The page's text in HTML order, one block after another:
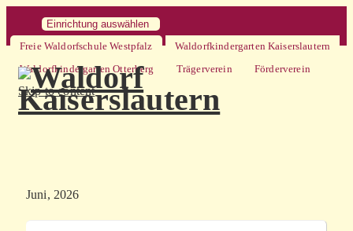
Einrichtung auswählen
Freie Waldorfschule Westpfalz
Waldorfkindergarten Kaiserslautern
Waldorfkindergarten Otterberg
Trägerverein Förderverein
Skip to content
Juni, 2026